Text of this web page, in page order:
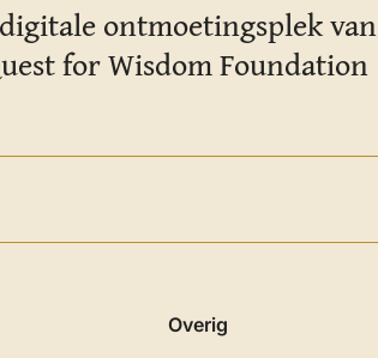
ontmoetingsplek van
for Wisdom Foundation
Overig